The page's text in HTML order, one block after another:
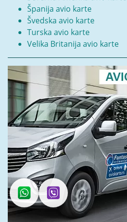
Španija avio karte
Švedska avio karte
Turska avio karte
Velika Britanija avio karte